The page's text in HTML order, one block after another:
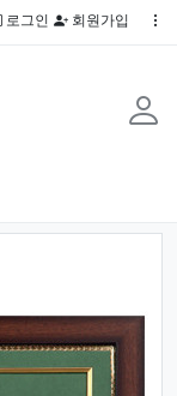
로그인 회원가입